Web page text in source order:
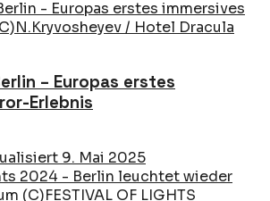
– Europas erstes
Erlebnis
9. Mai 2025